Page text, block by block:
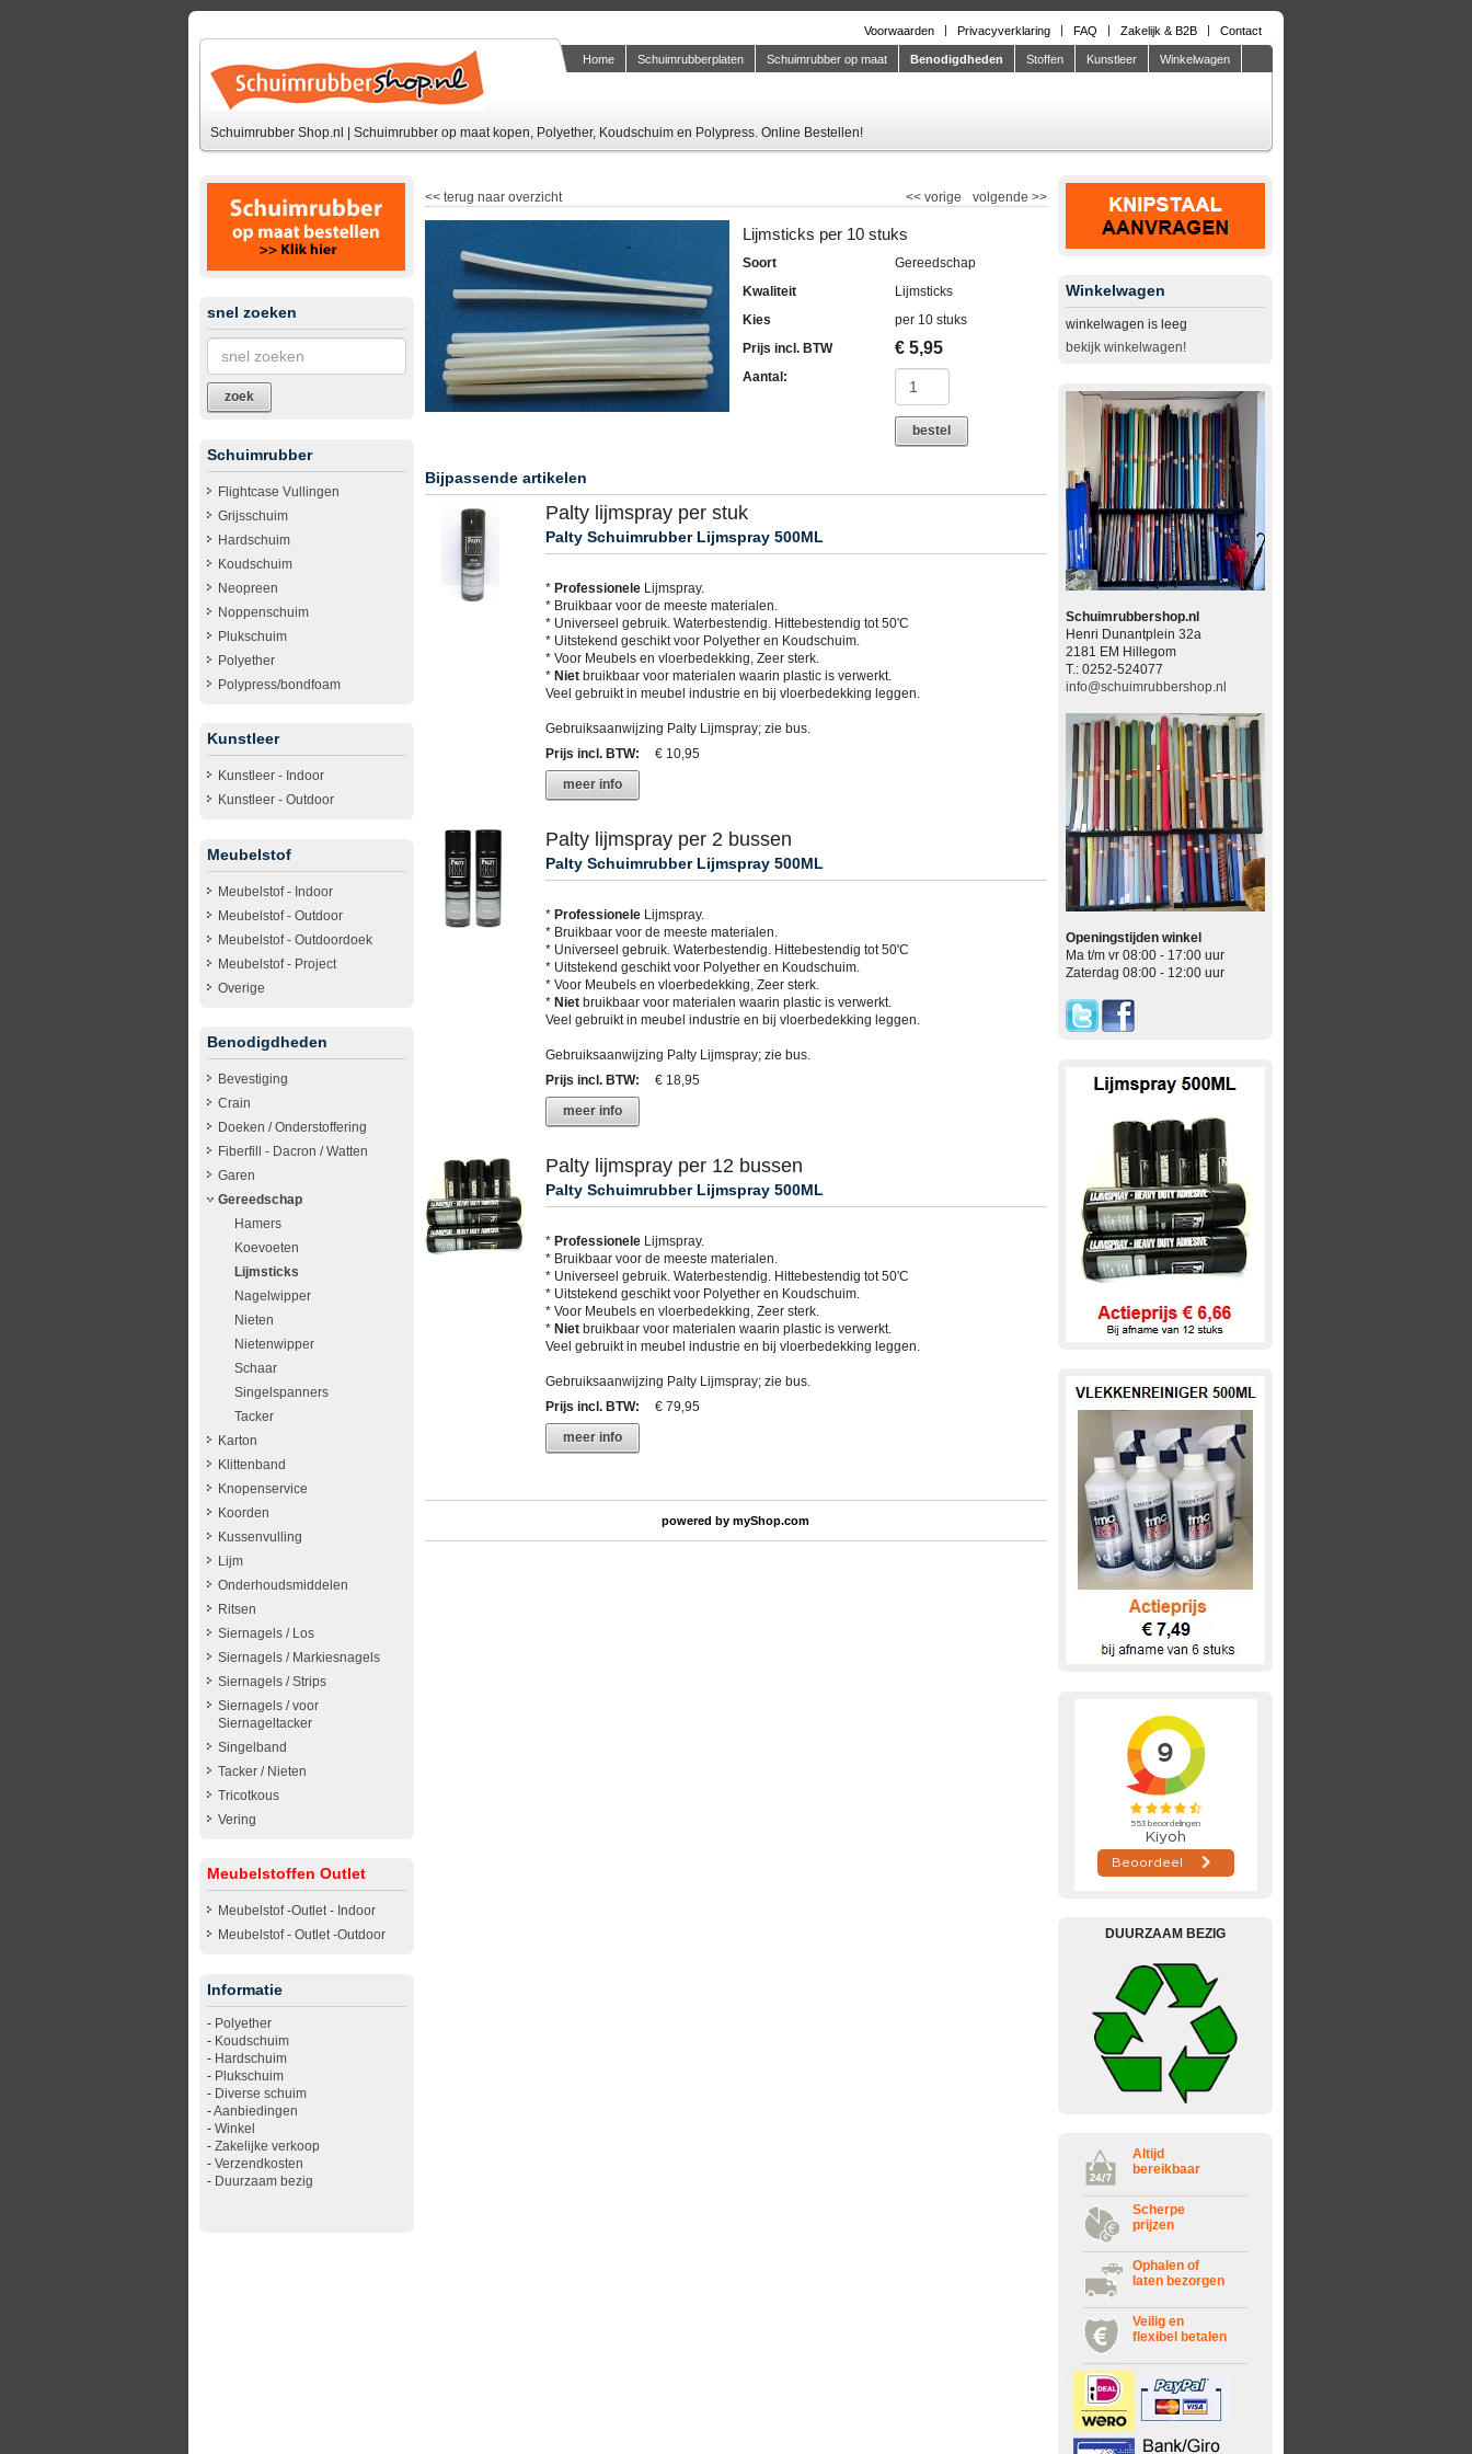
Voorwaarden Privacyverklaring FAQ Zakelijk & B2B Contact
Schuimrubber Shop.nl | Schuimrubber op maat kopen, Polyether, Koudschuim en Polypress. Online Bestellen!
Home Schuimrubberplaten Schuimrubber op maat Benodigdheden Stoffen Kunstleer Winkelwagen
snel zoeken
zoek
Schuimrubber
Flightcase Vullingen
Grijsschuim
Hardschuim
Koudschuim
Neopreen
Noppenschuim
Plukschuim
Polyether
Polypress/bondfoam
Kunstleer
Kunstleer - Indoor
Kunstleer - Outdoor
Meubelstof
Meubelstof - Indoor
Meubelstof - Outdoor
Meubelstof - Outdoordoek
Meubelstof - Project
Overige
Benodigdheden
Bevestiging
Crain
Doeken / Onderstoffering
Fiberfill - Dacron / Watten
Garen
Gereedschap
Hamers
Koevoeten
Lijmsticks
Nagelwipper
Nieten
Nietenwipper
Schaar
Singelspanners
Tacker
Karton
Klittenband
Knopenservice
Koorden
Kussenvulling
Lijm
Onderhoudsmiddelen
Ritsen
Siernagels / Los
Siernagels / Markiesnagels
Siernagels / Strips
Siernagels / voor
Siernageltacker
Singelband
Tacker / Nieten
Tricotkous
Vering
Meubelstoffen Outlet
Meubelstof -Outlet - Indoor
Meubelstof - Outlet -Outdoor
Informatie
- Polyether
- Koudschuim
- Hardschuim
- Plukschuim
- Diverse schuim
-Aanbiedingen
- Winkel
- Zakelijke verkoop
- Verzendkosten
- Duurzaam bezig
<< terug naar overzicht volgende >>
<<vorige
Lijmsticks per 10 stuks
Soort
Gereedschap
Kwaliteit
Lijmsticks
Kies
per 10 stuks
Prijs incl. BTW
€ 5,95
Aantal:
bestel
Bijpassende artikelen
Palty lijmspray per stuk
Palty Schuimrubber Lijmspray 500ML
* ProfessioneleLijmspray.
* Bruikbaar voor de meeste materialen.
* Universeel gebruik. Waterbestendig. Hittebestendig tot 50'C
* Uitstekend geschikt voor Polyether en Koudschuim.
* Voor Meubels en vloerbedekking, Zeer sterk.
* Nietbruikbaar voor materialen waarin plastic is verwerkt.
Veel gebruikt in meubel industrie en bij vloerbedekking leggen.
Gebruiksaanwijzing Palty Lijmspray; zie bus.
Prijs incl. BTW:
€ 10,95
meer info
Palty lijmspray per 2 bussen
Palty Schuimrubber Lijmspray 500ML
* ProfessioneleLijmspray.
* Bruikbaar voor de meeste materialen.
* Universeel gebruik. Waterbestendig. Hittebestendig tot 50'C
* Uitstekend geschikt voor Polyether en Koudschuim.
* Voor Meubels en vloerbedekking, Zeer sterk.
* Nietbruikbaar voor materialen waarin plastic is verwerkt.
Veel gebruikt in meubel industrie en bij vloerbedekking leggen.
Gebruiksaanwijzing Palty Lijmspray; zie bus.
Prijs incl. BTW:
€ 18,95
meer info
Palty lijmspray per 12 bussen
Palty Schuimrubber Lijmspray 500ML
* ProfessioneleLijmspray.
* Bruikbaar voor de meeste materialen.
* Universeel gebruik. Waterbestendig. Hittebestendig tot 50'C
* Uitstekend geschikt voor Polyether en Koudschuim.
* Voor Meubels en vloerbedekking, Zeer sterk.
* Nietbruikbaar voor materialen waarin plastic is verwerkt.
Veel gebruikt in meubel industrie en bij vloerbedekking leggen.
Gebruiksaanwijzing Palty Lijmspray; zie bus.
Prijs incl. BTW:
€ 79,95
meer info
powered bymyShop.com
Winkelwagen
winkelwagen is leeg
bekijk winkelwagen!
Schuimrubbershop.nl
Henri Dunantplein 32a
2181 EM Hillegom
T.: 0252-524077
info@schuimrubbershop.nl
Openingstijden winkel
Ma t/m vr 08:00 - 17:00 uur
Zaterdag 08:00 - 12:00 uur
DUURZAAM BEZIG
Altijd
bereikbaar
Scherpe
prijzen
Ophalen of
laten bezorgen
Veilig en
flexibel betalen